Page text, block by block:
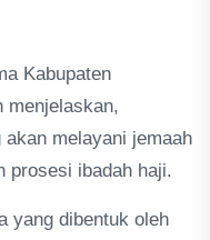
Kabupaten
menjelaskan,
melayani jemaah
prosesi ibadah haji.
yang dibentuk oleh